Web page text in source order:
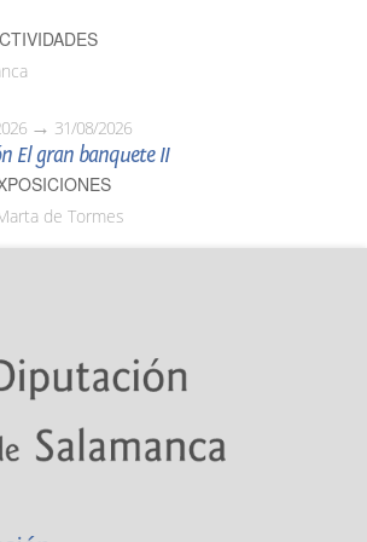
31/08/2026
El gran banquete II
de Tormes